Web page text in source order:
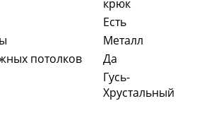
крюк
Есть
Металл
потолков
Да
Гусь-
Хрустальный